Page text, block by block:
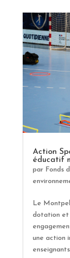
Action
éducatif
par Fonds
Le
dotation et
une action